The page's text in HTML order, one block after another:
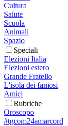
Cultura
Salute
Scuola
Animali
Spazio
Speciali
Elezioni Italia
Elezioni estero
Grande Fratello
L'isola dei famosi
Amici
Rubriche
Oroscopo
#tgcom24amarcord